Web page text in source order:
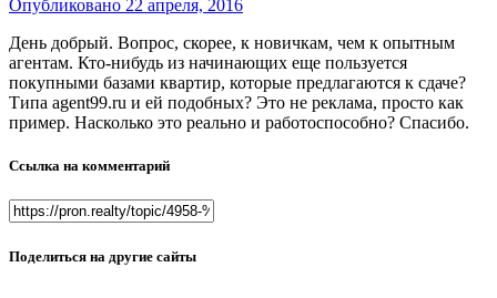
Опубликовано 22 апреля, 2016
День добрый. Вопрос, скорее, к новичкам, чем к опытным
агентам. Кто-нибудь из начинающих еще пользуется
покупными базами квартир, которые предлагаются к сдаче?
Типа agent99.ru и ей подобных? Это не реклама, просто как
пример. Насколько это реально и работоспособно? Спасибо.
Ссылка на комментарий
Поделиться на другие сайты